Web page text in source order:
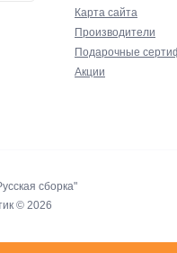
Карта сайта
Производители
Подарочные
Акции
сборка"
© 2026